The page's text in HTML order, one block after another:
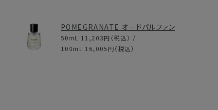
POMEGRANATE オードパルファン
50mL 11,203円 （税込） /
100mL 16,005円（税込）